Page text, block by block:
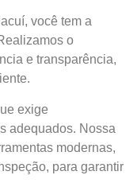
você tem a
o
e transparência,
exige
adequados. Nossa
modernas,
para garantir